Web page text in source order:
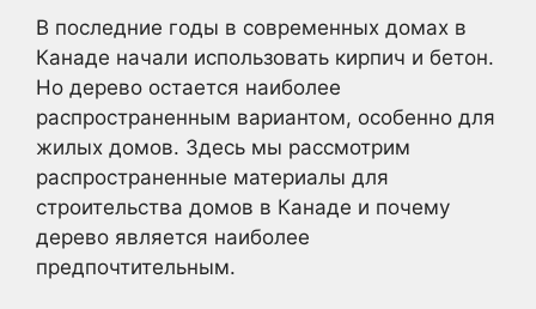
В последние годы в современных домах в
Канаде начали использовать кирпич и бетон.
Но дерево остается наиболее
распространенным вариантом, особенно для
жилых домов. Здесь мы рассмотрим
распространенные материалы для
строительства домов в Канаде и почему
дерево является наиболее
предпочтительным.